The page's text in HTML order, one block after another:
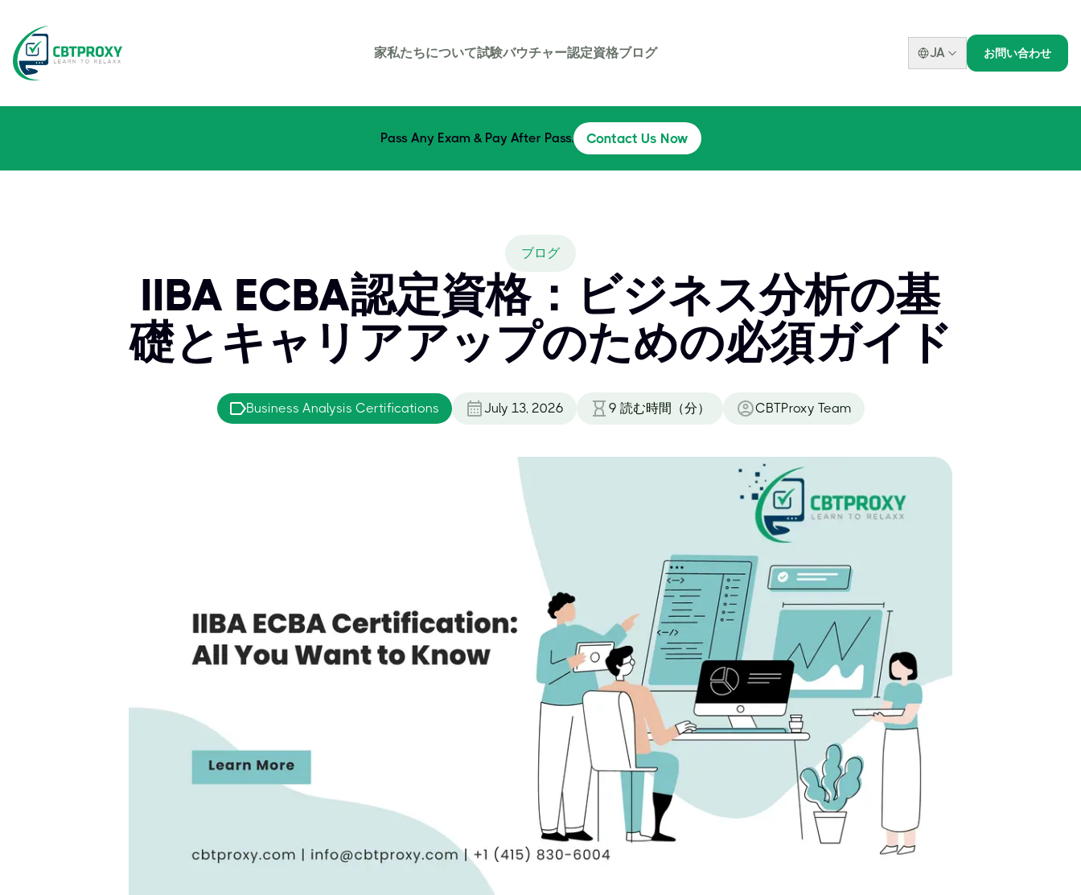
家私たちについて試験バウチャー認定資格ブログ JA お問い合わせ
Pass Any Exam & Pay After Pass. Contact Us Now
ブログ
IIBA ECBA認定資格：ビジネス分析の基
礎とキャリアアップのための必須ガイド
Business Analysis Certifications July 13, 2026 9 読む時間（分） CBTProxy Team